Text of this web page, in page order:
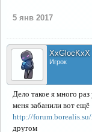
5 янв 2017
XxGlocKxX
Игрок
Дело такое я много
меня забанили вот
http://
другом